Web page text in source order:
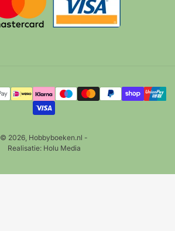
Betalingsmethoden
© 2026, Hobbyboeken.nl -
Realisatie: Holu Media